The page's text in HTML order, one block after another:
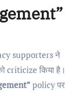
supporters ने
criticize किया है।
policy पर